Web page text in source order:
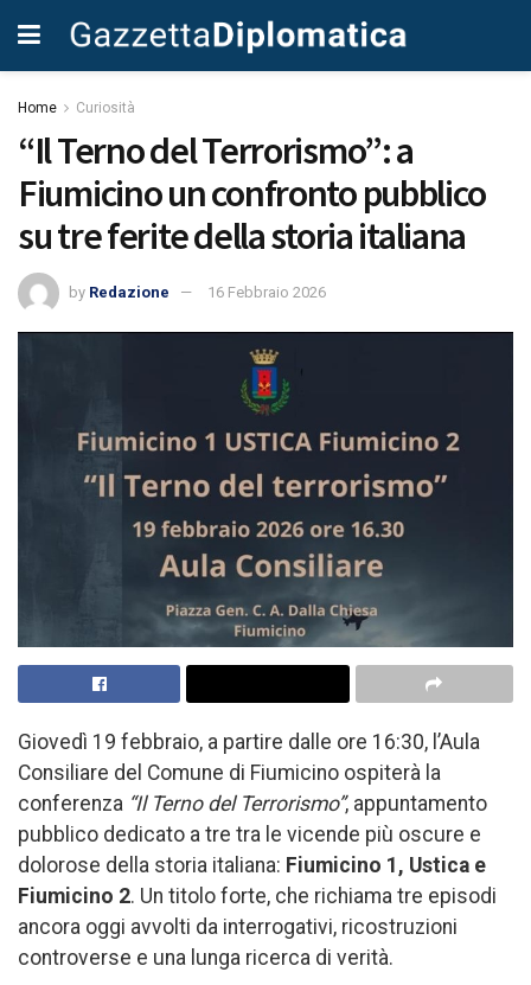
Home Curiosità
“Il Terno del Terrorismo”: a
Fiumicino un confronto pubblico
su tre ferite della storia italiana
by Redazione 16 Febbraio 2026
Giovedì 19 febbraio, a partire dalle ore 16:30, l’Aula
Consiliare del Comune di Fiumicino ospiterà la
conferenza “Il Terno del Terrorismo”, appuntamento
pubblico dedicato a tre tra le vicende più oscure e
dolorose della storia italiana: Fiumicino 1, Ustica e
Fiumicino 2. Un titolo forte, che richiama tre episodi
ancora oggi avvolti da interrogativi, ricostruzioni
controverse e una lunga ricerca di verità.